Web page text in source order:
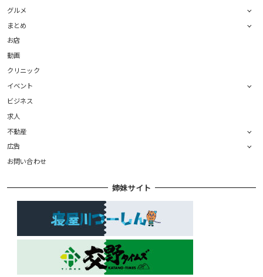
グルメ
まとめ
お店
動画
クリニック
イベント
ビジネス
求人
不動産
広告
お問い合わせ
姉妹サイト